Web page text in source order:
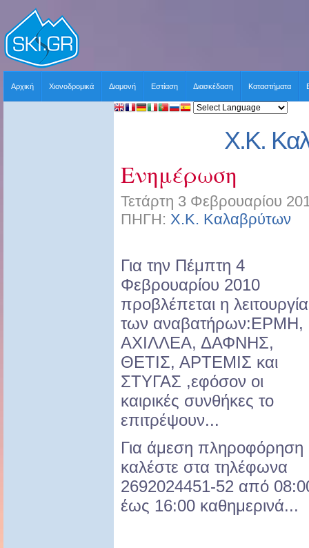
Αρχική Χιονοδρομικά Διαμονή Εστίαση Διασκέδαση Καταστήματα
Χ.Κ.
Ενημέρωση
Τετάρτη 3 Φεβρουαρίου
ΠΗΓΗ: Χ.Κ. Καλαβρύτων
Για την Πέμπτη 4
Φεβρουαρίου 2010
προβλέπεται η λειτουργία
των αναβατήρων:ΕΡΜΗ,
ΑΧΙΛΛΕΑ, ΔΑΦΝΗΣ,
ΘΕΤΙΣ, ΑΡΤΕΜΙΣ και
ΣΤΥΓΑΣ ,εφόσον οι
καιρικές συνθήκες το
επιτρέψουν...
Για άμεση πληροφόρηση
καλέστε στα τηλέφωνα
2692024451-52 από
έως 16:00 καθημερινά...